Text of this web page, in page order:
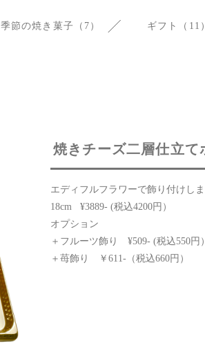
季節の焼き菓子（7） ギフト（11）
焼きチーズ二層仕立て
エディフルフラワーで飾り付けし
18cm ¥3889- (税込4200円）
オプション
＋フルーツ飾り ¥509- (税込550円）
＋苺飾り ￥611-（税込660円）